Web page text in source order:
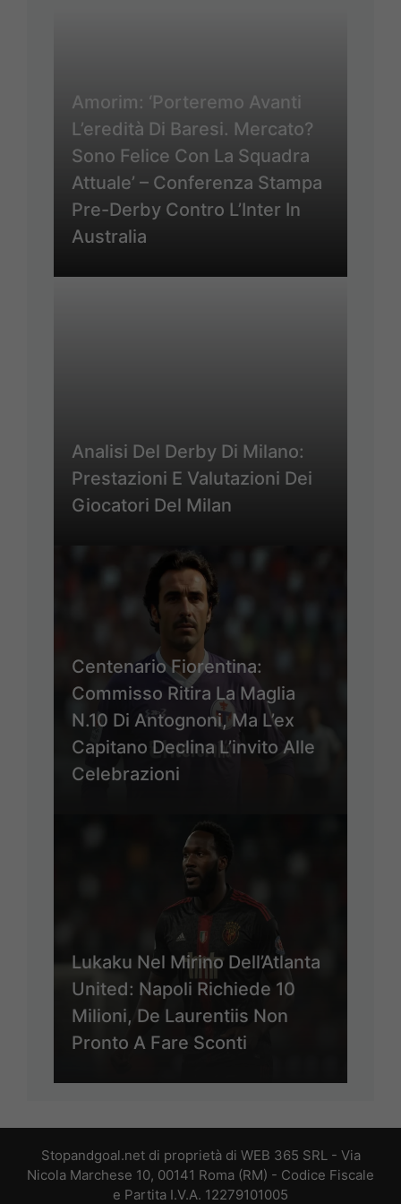
Amorim: ‘Porteremo Avanti
L’eredità Di Baresi. Mercato?
Sono Felice Con La Squadra
Attuale’ – Conferenza Stampa
Pre-Derby Contro L’Inter In
Australia
Analisi Del Derby Di Milano:
Prestazioni E Valutazioni Dei
Giocatori Del Milan
Centenario Fiorentina:
Commisso Ritira La Maglia
N.10 Di Antognoni, Ma L’ex
Capitano Declina L’invito Alle
Celebrazioni
Lukaku Nel Mirino Dell’Atlanta
United: Napoli Richiede 10
Milioni, De Laurentiis Non
Pronto A Fare Sconti
Stopandgoal.net di proprietà di WEB 365 SRL - Via
Nicola Marchese 10, 00141 Roma (RM) - Codice Fiscale
e Partita I.V.A. 12279101005